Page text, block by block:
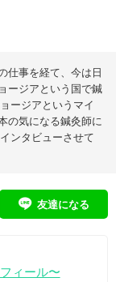
仕事を経て、今は日
ージアという国で鍼
ージアというマイ
の気になる鍼灸師に
ンタビューさせて
友達になる
ィール〜